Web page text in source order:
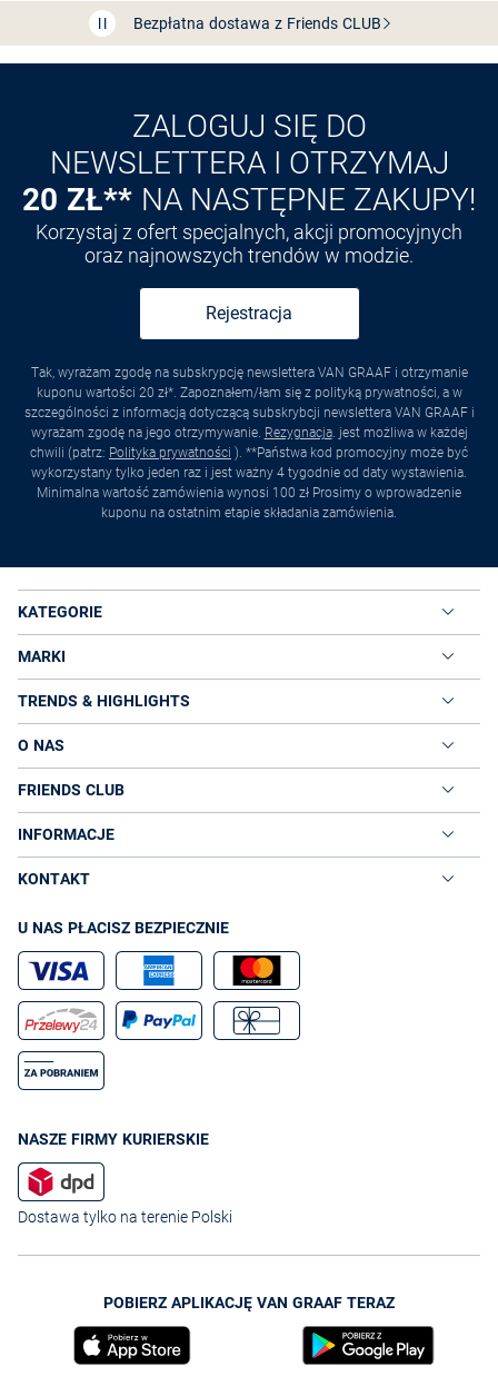
Bezpłatna dostawa z FriendsCLUB
Przedłużenie czasu zwrotu towaru: 60 dni
Odkryj aplikację VAN GRAAF
ZALOGUJ SIĘ DO
NEWSLETTERA I OTRZYMAJ
20 ZŁ** NA NASTĘPNE ZAKUPY!
Korzystaj z ofert specjalnych, akcji promocyjnych
oraz najnowszych trendów w modzie.
Rejestracja
Tak, wyrażam zgodę na subskrypcję newslettera VAN GRAAF i otrzymanie
kuponu wartości 20 zł*. Zapoznałem/łam się z polityką prywatności, a w
szczególności z informacją dotyczącą subskrybcji newslettera VAN GRAAF i
wyrażam zgodę na jego otrzymywanie. Rezygnacja. jest możliwa w każdej
chwili (patrz: Polityka prywatności ). **Państwa kod promocyjny może być
wykorzystany tylko jeden raz i jest ważny 4 tygodnie od daty wystawienia.
Minimalna wartość zamówienia wynosi 100 zł Prosimy o wprowadzenie
kuponu na ostatnim etapie składania zamówienia.
KATEGORIE
MARKI
TRENDS & HIGHLIGHTS
O NAS
FRIENDS CLUB
INFORMACJE
KONTAKT
U NAS PŁACISZ BEZPIECZNIE
NASZE FIRMY KURIERSKIE
Dostawa tylko na terenie Polski
POBIERZ APLIKACJĘ VAN GRAAF TERAZ